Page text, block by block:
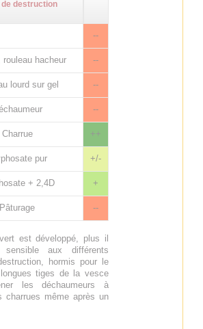
de destruction
--
rouleau hacheur --
lourd sur gel --
--
Charrue ++
pur +/-
+ 2,4D +
Pâturage --
est développé, plus il
aux différents
hormis pour le
tiges de la vesce
les déchaumeurs à
charrues même après un